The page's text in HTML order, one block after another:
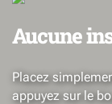
Aucune
Placez
appuyez sur le